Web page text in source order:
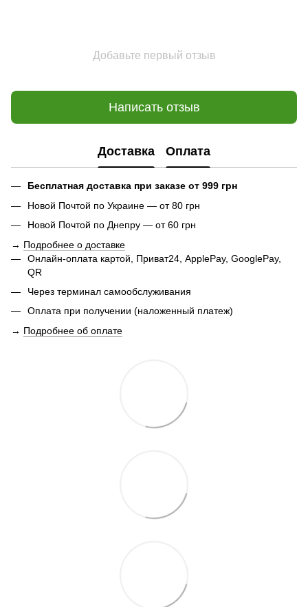
Добавьте первый отзыв
Написать отзыв
Доставка Оплата
Бесплатная доставка при заказе от 999 грн
Новой Почтой по Украине — от 80 грн
Новой Почтой по Днепру — от 60 грн
→ Подробнее о доставке
Онлайн-оплата картой, Приват24, ApplePay, GooglePay,
QR
Через терминал самообслуживания
Оплата при получении (наложенный платеж)
→ Подробнее об оплате